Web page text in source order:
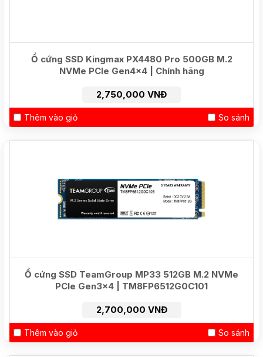
Ổ cứng SSD Kingmax PX4480 Pro 500GB M.2
NVMe PCIe Gen4x4 | Chính hãng
2,750,000 VNĐ
Thêm vào giỏ So sánh
Ổ cứng SSD TeamGroup MP33 512GB M.2 NVMe
PCIe Gen3x4 | TM8FP6512G0C101
2,700,000 VNĐ
Thêm vào giỏ So sánh